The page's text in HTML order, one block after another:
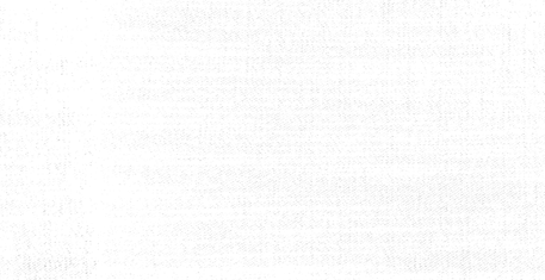
INFLUER SUR VOTRE MENTAL ET VOS RÉSULTATS ?